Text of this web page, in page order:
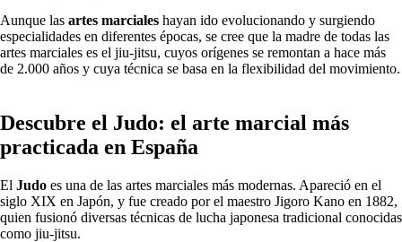
Aunque las artes marciales hayan ido evolucionando y surgiendo
especialidades en diferentes épocas, se cree que la madre de todas las
artes marciales es el jiu-jitsu, cuyos orígenes se remontan a hace más
de 2.000 años y cuya técnica se basa en la flexibilidad del movimiento.
Descubre el Judo: el arte marcial más
practicada en España
El Judo es una de las artes marciales más modernas. Apareció en el
siglo XIX en Japón, y fue creado por el maestro Jigoro Kano en 1882,
quien fusionó diversas técnicas de lucha japonesa tradicional conocidas
como jiu-jitsu.